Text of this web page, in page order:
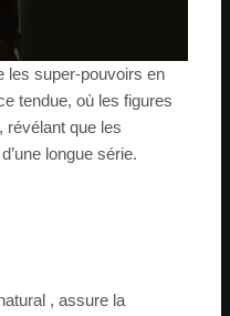
les super-pouvoirs en
tendue, où les figures
révélant que les
longue série.
, assure la